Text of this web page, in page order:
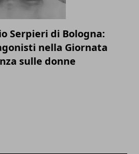
Serpieri di Bologna:
nella Giornata
sulle donne